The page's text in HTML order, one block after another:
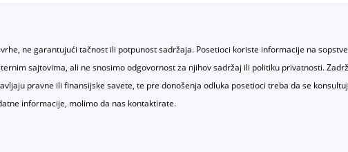
ne garantujući tačnost ili potpunost sadržaja. Posetioci koriste informacije na
sajtovima, ali ne snosimo odgovornost za njihov sadržaj ili politiku privatnosti.
pravne ili finansijske savete, te pre donošenja odluka posetioci treba da se
informacije, molimo da nas kontaktirate.